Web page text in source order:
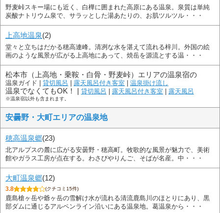
野麦峠スキー場にも近く、白樺に囲まれた高原にある温泉。泉質は単純
炭酸ナトリウム泉で、サラッとした湯あたりの、お肌ツルツル・・・
上高地温泉(2)
堂々と立ちはだかる穂高連峰。清冽な水を湛えて流れる梓川。外国の絵
画のような風景が広がる上高地にあって、焼岳を源流とする温・・・
松本市（上高地・乗鞍・白骨・野麦峠）エリアの温泉宿の
温泉ガイド | 貸切風呂 | 露天風呂付き客室 | 温泉掛け流し
温泉でなくてもOK！ | 貸切風呂 | 露天風呂付き客室 | 露天風呂
※温泉宿以外も含まれます。
安曇野・大町エリアの温泉地
穂高温泉郷(23)
北アルプスの麓に広がる安曇野・穂高町。牧歌的な風景が魅力で、美術
館やガラス工房が点在する。わさびやりんご、そばが名産。中・・・
大町温泉郷(12)
3.8 (クチコミ15件)
鹿島槍ヶ岳や爺ヶ岳の雪解け水が流れる清流鹿島川のほとりにあり、黒
部ダムに通じるアルペンライン沿いにある温泉地。葛温泉から・・・